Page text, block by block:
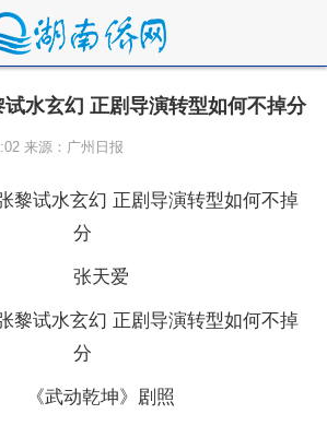
试水玄幻 正剧导演转型如何不掉分
来源：广州日报
张天爱
《武动乾坤》剧照